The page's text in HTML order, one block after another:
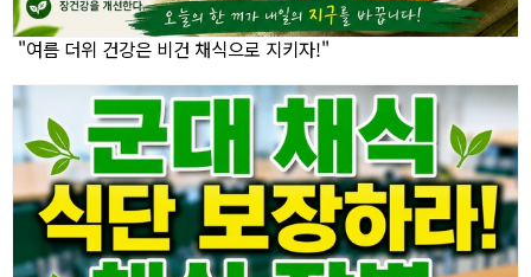
"여름 더위 건강은 비건 채식으로 지키자!"